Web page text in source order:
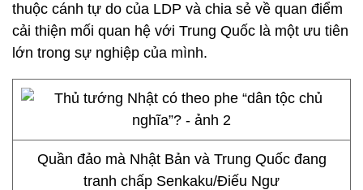
thuộc cánh tự do của LDP và chia sẻ về quan điểm
cải thiện mối quan hệ với Trung Quốc là một ưu tiên
lớn trong sự nghiệp của mình.
Quần đảo mà Nhật Bản và Trung Quốc đang
tranh chấp Senkaku/Điếu Ngư